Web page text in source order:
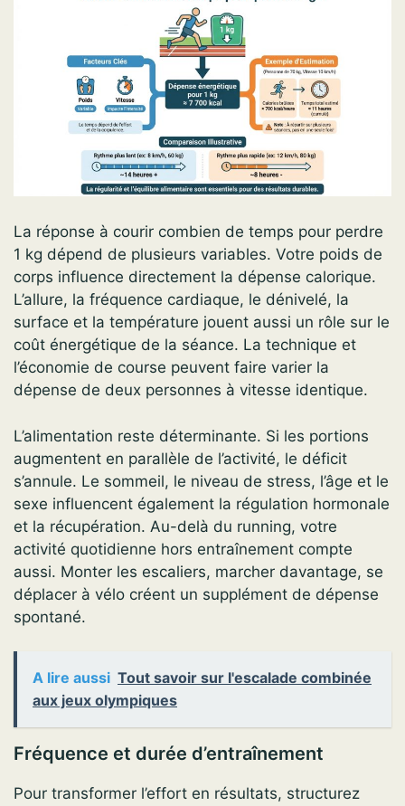
La réponse à courir combien de temps pour perdre
1 kg dépend de plusieurs variables. Votre poids de
corps influence directement la dépense calorique.
L’allure, la fréquence cardiaque, le dénivelé, la
surface et la température jouent aussi un rôle sur le
coût énergétique de la séance. La technique et
l’économie de course peuvent faire varier la
dépense de deux personnes à vitesse identique.
L’alimentation reste déterminante. Si les portions
augmentent en parallèle de l’activité, le déficit
s’annule. Le sommeil, le niveau de stress, l’âge et le
sexe influencent également la régulation hormonale
et la récupération. Au-delà du running, votre
activité quotidienne hors entraînement compte
aussi. Monter les escaliers, marcher davantage, se
déplacer à vélo créent un supplément de dépense
spontané.
A lire aussi Tout savoir sur l'escalade combinée
aux jeux olympiques
Fréquence et durée d’entraînement
Pour transformer l’effort en résultats, structurez